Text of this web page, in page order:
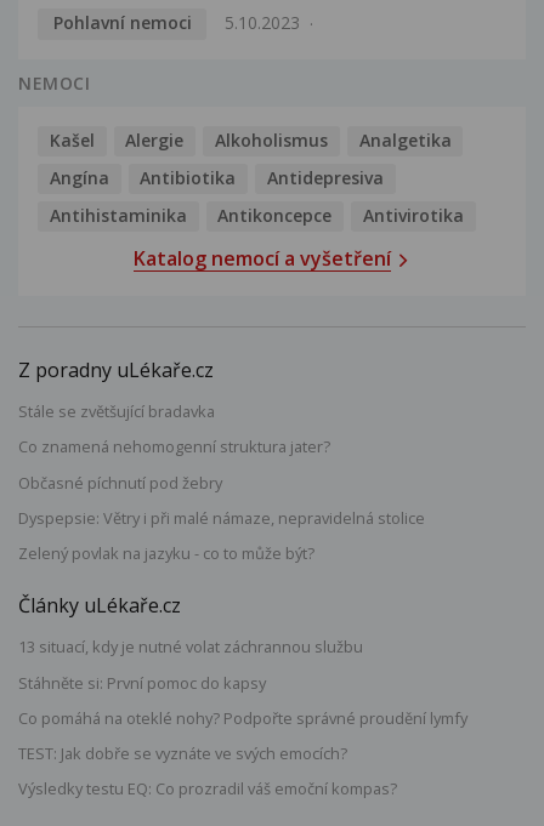
Pohlavní nemoci
5.10.2023
NEMOCI
Kašel Alergie Alkoholismus
Analgetika
Angína
Antibiotika
Antidepresiva
Antihistaminika
Antikoncepce Antivirotika
Katalog nemocí a vyšetření
Z poradny uLékaře.cz
Stále se zvětšující bradavka
Co znamená nehomogenní struktura jater?
Občasné píchnutí pod žebry
Dyspepsie: Větry i při malé námaze, nepravidelná stolice
Zelený povlak na jazyku - co to může být?
Články uLékaře.cz
13 situací, kdy je nutné volat záchrannou službu
Stáhněte si: První pomoc do kapsy
Co pomáhá na oteklé nohy? Podpořte správné proudění lymfy
TEST: Jak dobře se vyznáte ve svých emocích?
Výsledky testu EQ: Co prozradil váš emoční kompas?